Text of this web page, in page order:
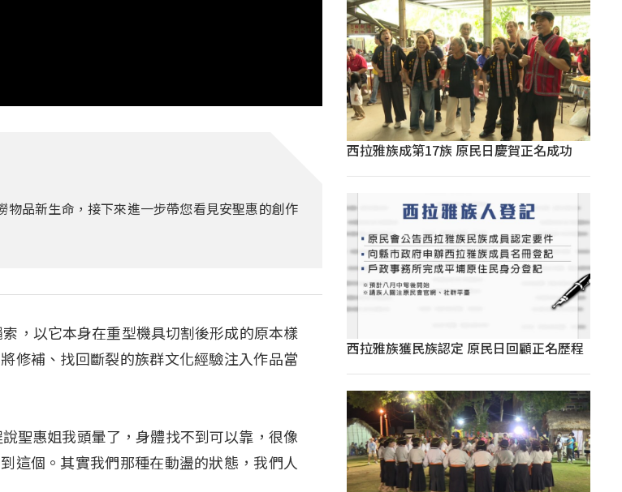
品新生命，接下來進一步帶您看見安聖惠的創作
，以它本身在重型機具切割後形成的原本樣
修補、找回斷裂的族群文化經驗注入作品當
聖惠姐我頭暈了，身體找不到可以靠，很像
這個。其實我們那種在動盪的狀態，我們人
西拉雅族成第17族 原民日慶賀正名成功
西拉雅族獲民族認定 原民日回顧正名歷程